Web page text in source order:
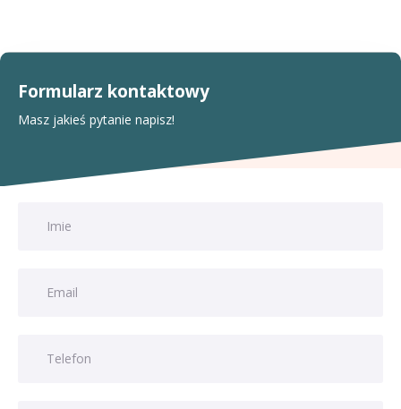
Formularz kontaktowy
Masz jakieś pytanie napisz!